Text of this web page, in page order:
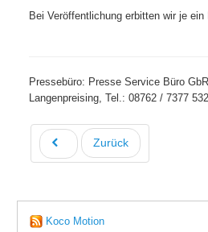
Bei Veröffentlichung erbitten wir je ein
Pressebüro: Presse Service Büro
Langenpreising, Tel.: 08762 / 7377 532
Zurück
Koco Motion